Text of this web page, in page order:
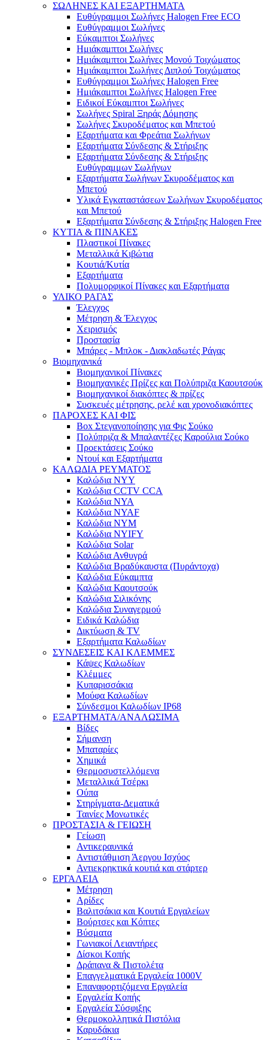
ΣΩΛΗΝΕΣ ΚΑΙ ΕΞΑΡΤΗΜΑΤΑ
Ευθύγραμμοι Σωλήνες Halogen Free ECO
Ευθύγραμμοι Σωλήνες
Εύκαμπτοι Σωλήνες
Ημιάκαμπτοι Σωλήνες
Ημιάκαμπτοι Σωλήνες Μονού Τοιχώματος
Ημιάκαμπτοι Σωλήνες Διπλού Τοιχώματος
Ευθύγραμμοι Σωλήνες Halogen Free
Ημιάκαμπτοι Σωλήνες Halogen Free
Ειδικοί Εύκαμπτοι Σωλήνες
Σωλήνες Spiral Ξηράς Δόμησης
Σωλήνες Σκυροδέματος και Μπετού
Εξαρτήματα και Φρεάτια Σωλήνων
Εξαρτήματα Σύνδεσης & Στήριξης
Εξαρτήματα Σύνδεσης & Στήριξης
Ευθύγραμμων Σωλήνων
Εξαρτήματα Σωλήνων Σκυροδέματος και
Μπετού
Υλικά Εγκαταστάσεων Σωλήνων Σκυροδέματος
και Μπετού
Εξαρτήματα Σύνδεσης & Στήριξης Halogen Free
ΚΥΤΙΑ & ΠΙΝΑΚΕΣ
Πλαστικοί Πίνακες
Μεταλλικά Κιβώτια
Κουτιά/Κυτία
Εξαρτήματα
Πολυμορφικοί Πίνακες και Εξαρτήματα
ΥΛΙΚΟ ΡΑΓΑΣ
Έλεγχος
Μέτρηση & Έλεγχος
Χειρισμός
Προστασία
Μπάρες - Μπλοκ - Διακλαδωτές Ράγας
Βιομηχανικά
Βιομηχανικοί Πίνακες
Βιομηχανικές Πρίζες και Πολύπριζα Καουτσούκ
Βιομηχανικοί διακόπτες & πρίζες
Συσκευές μέτρησης, ρελέ και χρονοδιακόπτες
ΠΑΡΟΧΕΣ ΚΑΙ ΦΙΣ
Box Στεγανοποίησης για Φις Σούκο
Πολύπριζα & Μπαλαντέζες Καρούλια Σούκο
Προεκτάσεις Σούκο
Ντουί και Εξαρτήματα
ΚΑΛΩΔΙΑ ΡΕΥΜΑΤΟΣ
Καλώδια NYY
Καλώδια CCTV CCA
Καλώδια NYA
Καλώδια NYAF
Καλώδια NYM
Καλώδια NYIFY
Καλώδια Solar
Καλώδια Ανθυγρά
Καλώδια Βραδύκαυστα (Πυράντοχα)
Καλώδια Εύκαμπτα
Καλώδια Καουτσούκ
Καλώδια Σιλικόνης
Καλώδια Συναγερμού
Ειδικά Καλώδια
Δικτύωση & TV
Εξαρτήματα Καλωδίων
ΣΥΝΔΕΣΕΙΣ ΚΑΙ ΚΛΕΜΜΕΣ
Κάψες Καλωδίων
Κλέμμες
Κυπαρισσάκια
Μούφα Καλωδίων
Σύνδεσμοι Καλωδίων IP68
ΕΞΑΡΤΗΜΑΤΑ/ΑΝΑΛΩΣΙΜΑ
Βίδες
Σήμανση
Μπαταρίες
Χημικά
Θερμοσυστελλόμενα
Μεταλλικά Τσέρκι
Ούπα
Στηρίγματα-Δεματικά
Ταινίες Μονωτικές
ΠΡΟΣΤΑΣΙΑ & ΓΕΙΩΣΗ
Γείωση
Αντικεραυνικά
Αντιστάθμιση Άεργου Ισχύος
Αντιεκρηκτικά κουτιά και στάρτερ
ΕΡΓΑΛΕΙΑ
Μέτρηση
Αρίδες
Βαλιτσάκια και Κουτιά Εργαλείων
Βούρτσες και Κόπτες
Βύσματα
Γωνιακοί Λειαντήρες
Δίσκοι Κοπής
Δράπανα & Πιστολέτα
Επαγγελματικά Εργαλεία 1000V
Επαναφορτιζόμενα Εργαλεία
Εργαλεία Κοπής
Εργαλεία Σύσφιξης
Θερμοκολλητικά Πιστόλια
Καρυδάκια